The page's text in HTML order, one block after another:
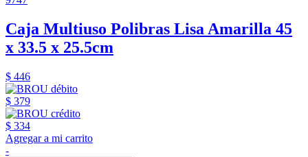
Caja Multiuso Polibras Lisa Amarilla 45
x 33.5 x 25.5cm
$ 446
$ 379
$ 334
Agregar a mi carrito
-